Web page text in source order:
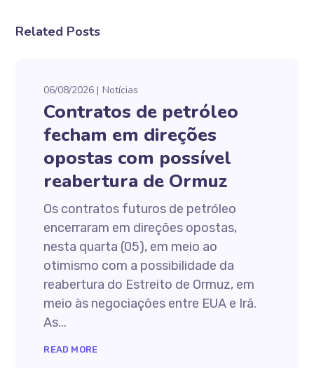
Related Posts
06/08/2026 Notícias
Contratos de petróleo
fecham em direções
opostas com possível
reabertura de Ormuz
Os contratos futuros de petróleo
encerraram em direções opostas,
nesta quarta (05), em meio ao
otimismo com a possibilidade da
reabertura do Estreito de Ormuz, em
meio às negociações entre EUA e Irã.
As...
READ MORE